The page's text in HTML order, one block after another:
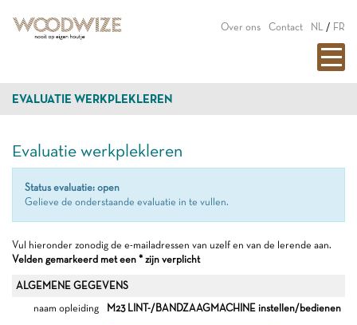
Over ons Contact NL / FR
EVALUATIE WERKPLEKLEREN
Evaluatie werkplekleren
Status evaluatie: open
Gelieve de onderstaande evaluatie in te vullen.
Vul hieronder zonodig de e-mailadressen van uzelf en van de lerende aan.
Velden gemarkeerd met een * zijn verplicht
ALGEMENE GEGEVENS
naam opleiding
M23 LINT-/BANDZAAGMACHINE instellen/bedienen